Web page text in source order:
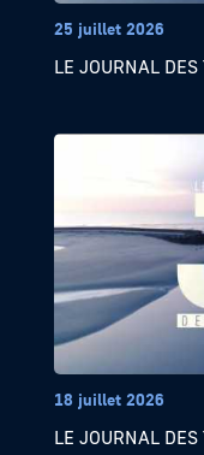
25 juillet 2026
LE JOURNAL
18 juillet 2026
LE JOURNAL